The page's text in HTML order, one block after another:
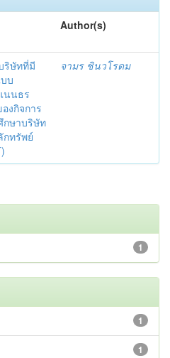
Author(s)
ริษัทที่มี
บ
นนธร
งกิจการ
ษาบริษัท
กทรัพย์
จามร ชินวโรดม
1
1
1